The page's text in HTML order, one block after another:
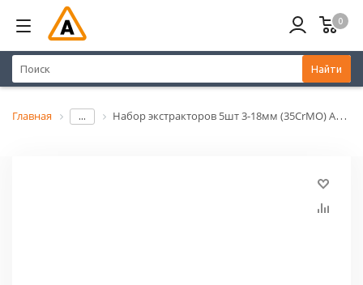
0
Найти
Главная ... Набор экстракторов 5шт 3-18мм (35CrMO) ARNEZI R5304021